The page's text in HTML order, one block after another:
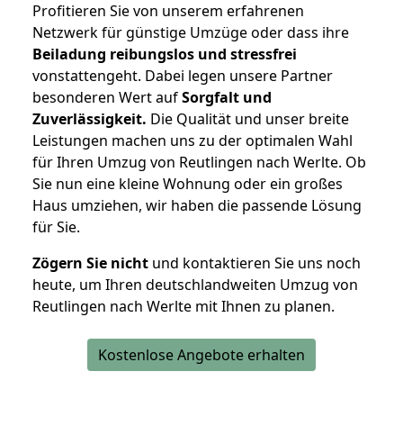
Profitieren Sie von unserem erfahrenen
Netzwerk für günstige Umzüge oder dass ihre
Beiladung reibungslos und stressfrei
vonstattengeht. Dabei legen unsere Partner
besonderen Wert aufSorgfalt und
Zuverlässigkeit. Die Qualität und unser breite
Leistungen machen uns zu der optimalen Wahl
für Ihren Umzug von Reutlingen nach Werlte. Ob
Sie nun eine kleine Wohnung oder ein großes
Haus umziehen, wir haben die passende Lösung
für Sie.
Zögern Sie nicht und kontaktieren Sie uns noch
heute, um Ihren deutschlandweiten Umzug von
Reutlingen nach Werlte mit Ihnen zu planen.
Kostenlose Angebote erhalten